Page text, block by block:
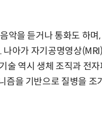
악을 듣거나 통화도 하며,
아가 자기공명영상
술 역시 생체 조직과 전
즘을 기반으로 질병을 조